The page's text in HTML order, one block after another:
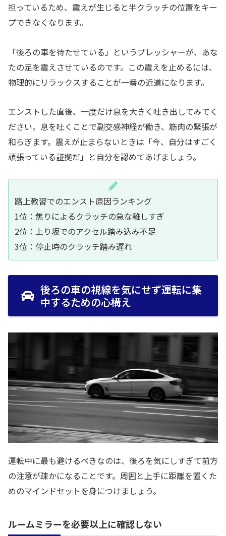
担っているため、震えが生じると半クラッチの位置をキー
プできなくなります。
「後ろの車を待たせている」というプレッシャーが、あな
たの足を震えさせているのです。この震えを止めるには、
物理的にリラックスすることが一番の近道になります。
エンストした直後、一度だけ息を大きく吐き出してみてく
ださい。息を吐くことで副交感神経が働き、筋肉の緊張が
和らぎます。震えが止まらないときは「今、自分はすごく
頑張っている証拠だ」と自分を認めてあげましょう。
路上教習でのエンスト原因ランキング
1位：焦りによるクラッチの急な離しすぎ
2位：上り坂でのアクセル踏み込み不足
3位：停止時のクラッチ踏み遅れ
後ろの車の視線を気にせず運転に集
中するための心構え
運転中に最も避けるべきなのは、後ろを気にしすぎて前方
の注意が疎かになることです。周囲と上手に距離を置くた
めのマインドセットを身につけましょう。
ルームミラーを必要以上に確認しない